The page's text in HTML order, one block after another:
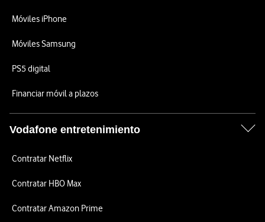
Móviles iPhone
Móviles Samsung
PS5 digital
Financiar móvil a plazos
Vodafone entretenimiento
Contratar Netflix
Contratar HBO Max
Contratar Amazon Prime